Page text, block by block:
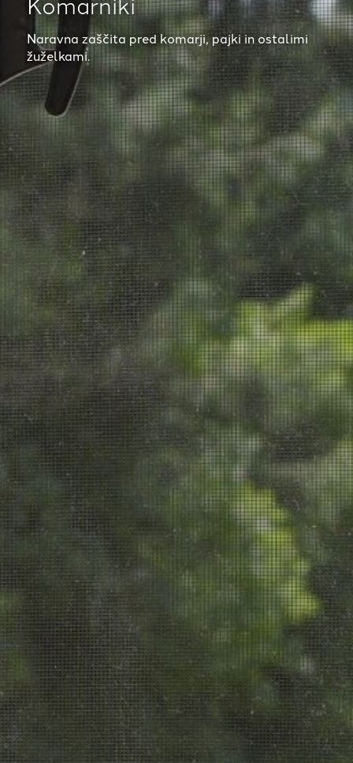
Naravna zaščita pred komarji, pajki in ostalimi
žuželkami.